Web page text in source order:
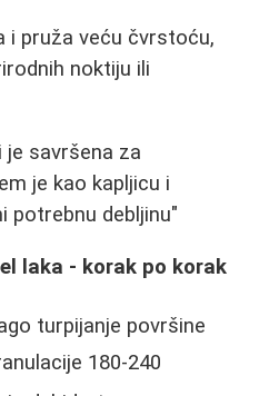
i pruža veću čvrstoću,
noktiju ili
je savršena za
je kao kapljicu i
potrebnu debljinu"
laka - korak po korak
turpijanje površine
180-240